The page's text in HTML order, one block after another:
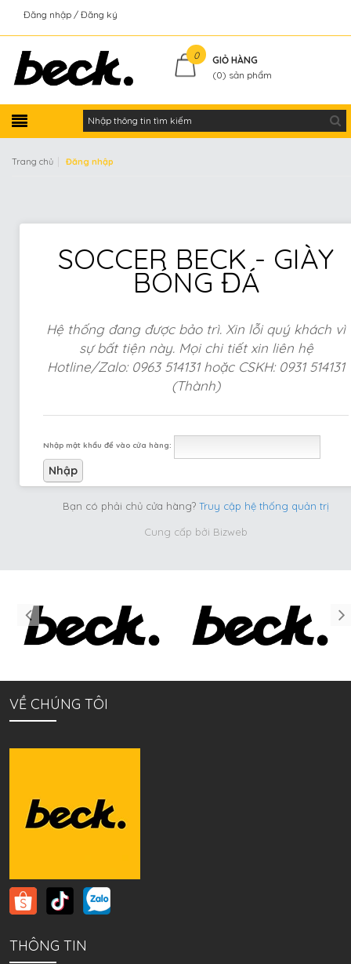
Đăng nhập Đăng ký
0
GIỎ HÀNG
(0) sản phẩm
Trang chủ Đăng nhập
SOCCER BECK - GIÀY
BÓNG ĐÁ
Hệ thống đang được bảo trì. Xin lỗi quý khách vì
sự bất tiện này. Mọi chi tiết xin liên hệ
Hotline/Zalo: 0963 514131 hoặc CSKH: 0931 514131
(Thành)
Nhập mật khẩu để vào cửa hàng:
Bạn có phải chủ cửa hàng? Truy cập hệ thống quản trị
Cung cấp bởi Bizweb
VỀ CHÚNG TÔI
THÔNG TIN